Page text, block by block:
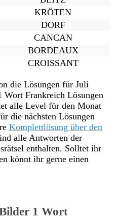
KRÖTEN
DORF
CANCAN
BORDEAUX
CROISSANT
die Lösungen für Juli
Frankreich Lösungen
alle Level für den Monat
die nächsten Lösungen
Komplettlösung über den
alle Antworten der
enthalten. Solltet ihr
könnt ihr gerne einen
1 Wort